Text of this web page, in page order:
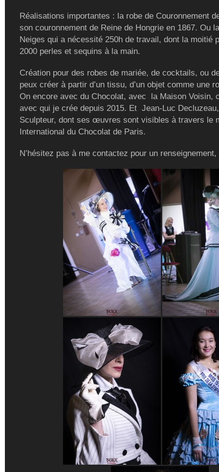
Réalisations importantes : la robe de Couronnement
son couronnement de Reine de Hongrie en 1867. Ou
Neiges qui a nécessité 250h de travail, dont la moitié
2000 perles et sequins à la main.
Création pour des robes de mariée, de cocktails, ou
peux créer à partir d’un tissu, d’un objet comme une
On encore avec du Chocolat, avec la Maison Voisin,
avec qui je crée depuis 2015. Et Jean-Luc
Sculpteur, dont ses œuvres sont visibles à travers le
International du Chocolat de Paris.
N’hésitez pas à me contactez pour un